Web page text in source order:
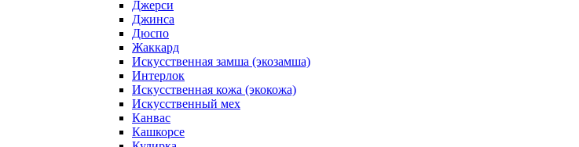
Джерси
Джинса
Дюспо
Жаккард
Искусственная замша (экозамша)
Интерлок
Искусственная кожа (экокожа)
Искусственный мех
Канвас
Кашкорсе